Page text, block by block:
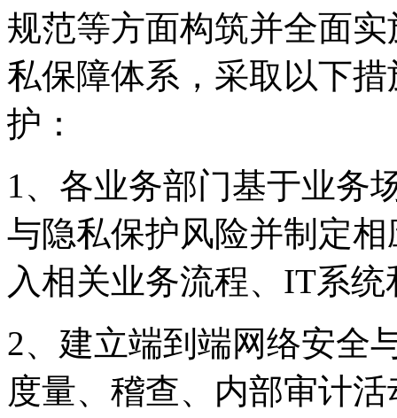
规范等方面构筑并全面
私保障体系，采取以
护：
1、各业务部门基于业务
与隐私保护风险并制定相
入相关业务流程、IT系
2、建立端到端网络安全
度量、稽查、内部审